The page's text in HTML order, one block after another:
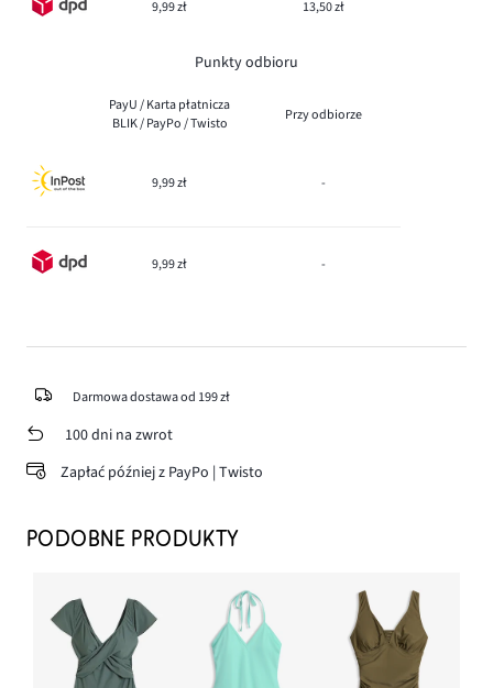
9,99 zł 13,50 zł
Punkty odbioru
PayU / Karta płatnicza
BLIK / PayPo / Twisto
Przy odbiorze
9,99 zł -
9,99 zł -
Darmowa dostawa od 199 zł
100 dni na zwrot
Zapłać później z PayPo | Twisto
PODOBNE PRODUKTY